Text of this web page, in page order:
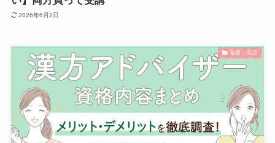
2026年6月2日
薬膳・温活